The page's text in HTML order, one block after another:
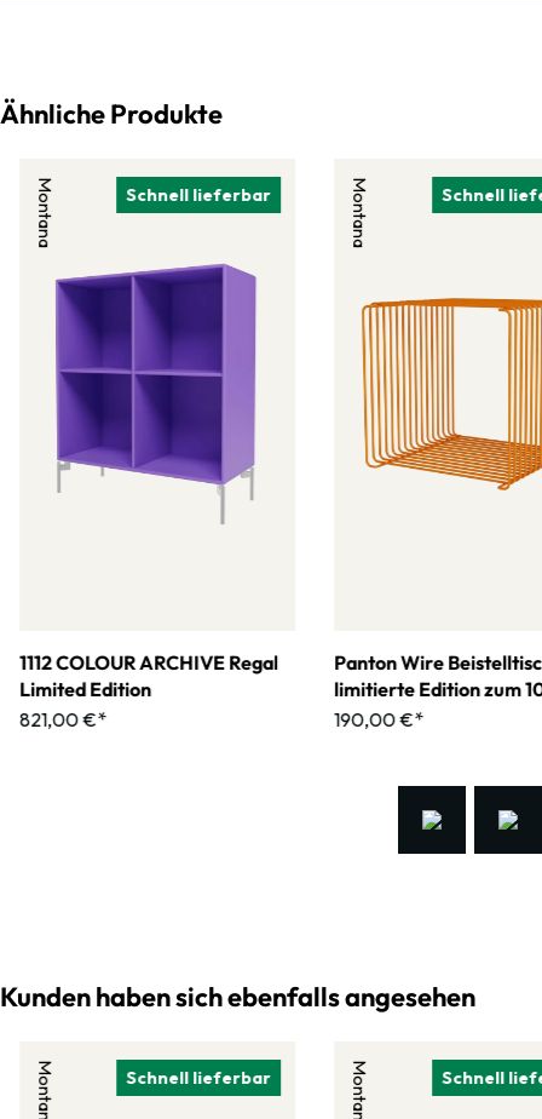
Ähnliche Produkte
Schnell lieferbar
Montana
1112 COLOUR ARCHIVE Regal
Limited Edition
821,00 €*
Schnell
Montana
Panton Wire
limitierte Edition zum
jährigen Jubiläum
190,00 €*
Kunden haben sich ebenfalls angesehen
Schnell lieferbar
Montana Schnell
Montana